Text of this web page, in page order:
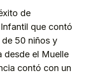
de
que contó
50 niños y
desde el Muelle
contó con un